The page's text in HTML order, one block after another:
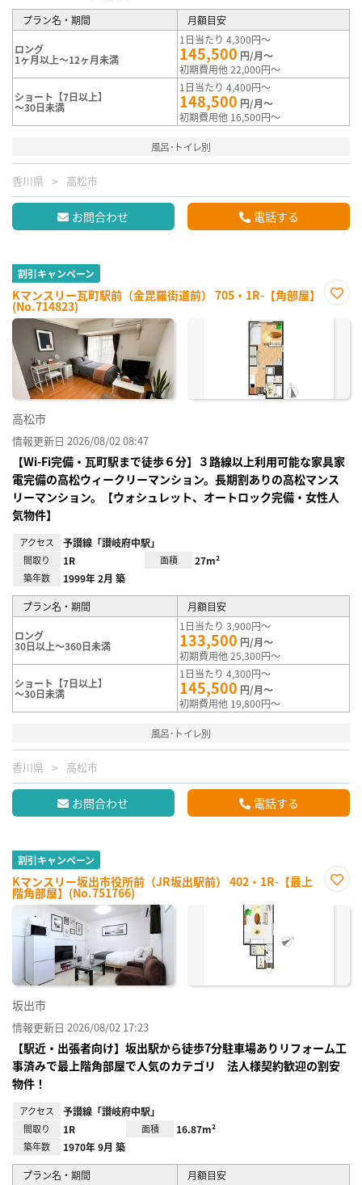
プラン名・期間 月額目安
ロング
1ヶ月以上～12ヶ月未満
1日当たり 4,300円～
145,500 円/月～
初期費用他 22,000円～
ショート【7日以上】
～30日未満
1日当たり 4,400円～
148,500 円/月～
初期費用他 16,500円～
風呂･トイレ別
香川県 高松市
お問合わせ 電話する
割引キャンペーン
Kマンスリー瓦町駅前（金毘羅街道前） 705・1R-【角部屋】
(No.714823)
に入
高松市
情報更新日 2026/08/02 08:47
【Wi-Fi完備・瓦町駅まで徒歩６分】３路線以上利用可能な家具家
電完備の高松ウィークリーマンション。長期割ありの高松マンス
リーマンション。【ウォシュレット、オートロック完備・女性人
気物件】
アクセス 予讃線「讃岐府中駅」
間取り 1R 面積 27m²
築年数 1999年 2月 築
プラン名・期間 月額目安
ロング
30日以上～360日未満
1日当たり 3,900円～
133,500 円/月～
初期費用他 25,300円～
ショート【7日以上】
～30日未満
1日当たり 4,300円～
145,500 円/月～
初期費用他 19,800円～
風呂･トイレ別
香川県 高松市
お問合わせ 電話する
割引キャンペーン
Kマンスリー坂出市役所前（JR坂出駅前） 402・1R-【最上
階角部屋】(No.751766)
に入
坂出市
情報更新日 2026/08/02 17:23
【駅近・出張者向け】坂出駅から徒歩7分駐車場ありリフォーム工
事済みで最上階角部屋で人気のカテゴリ 法人様契約歓迎の割安
物件！
アクセス 予讃線「讃岐府中駅」
間取り 1R 面積 16.87m²
築年数 1970年 9月 築
プラン名・期間 月額目安